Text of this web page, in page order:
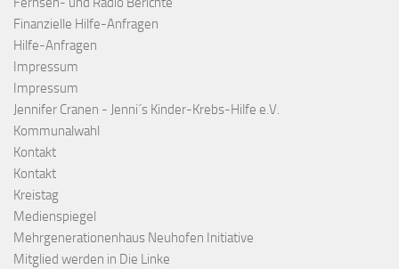
Finanzielle Hilfe-Anfragen
Hilfe-Anfragen
Impressum
Impressum
Jennifer Cranen - Jenni´s Kinder-Krebs-Hilfe e.V.
Kommunalwahl
Kontakt
Kontakt
Kreistag
Medienspiegel
Mehrgenerationenhaus Neuhofen Initiative
Mitglied werden in Die Linke